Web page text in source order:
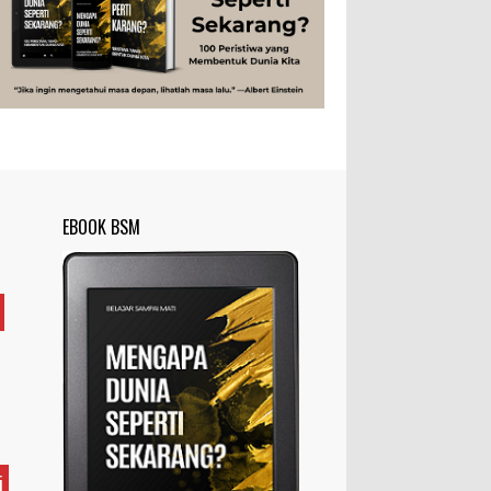
Tubuh Manusia
Umum
Rahasia Togel yang Tidak Dipahami
Pemain Togel
Ilustrasi/zdnet.com Ini adalah catatan
penutup untuk dua catatan saya
adalah istilah yang digunakan untuk
menyebut zat-zat yang tidak diinginkan,
yang terdapat dalam suatu...
Apa yang Disebut Badan Golgi?
Ilustrasi/utakatikotak.com Badan Golgi
(disebut pula aparatus Golgi, kompleks
Golgi, atau diktiosom) adalah organel
yang dikaitkan denga...
Apakah UFO Benar-benar Ada?
Ilustrasi/istimewa Sebagian orang
EBOOK BSM